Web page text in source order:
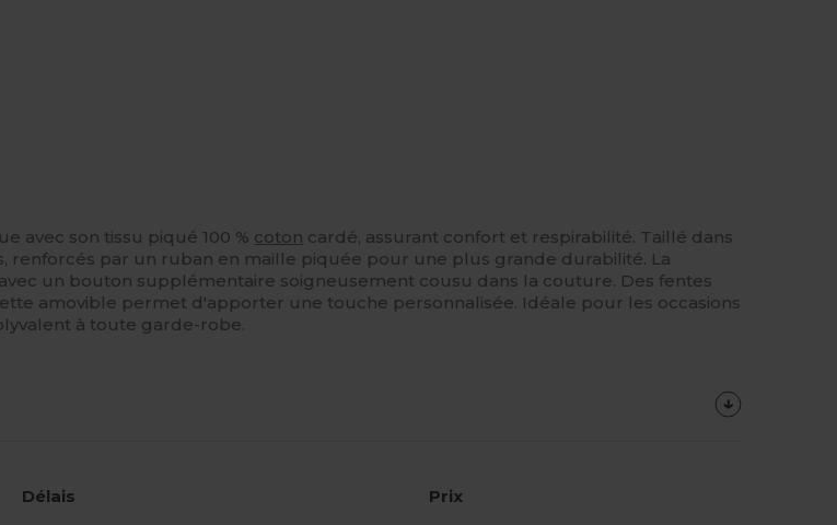
avec son tissu piqué 100 % coton cardé, assurant confort et respirabilité. Taillé dans
par un ruban en maille piquée pour une plus grande durabilité. La
un bouton supplémentaire soigneusement cousu dans la couture. Des fentes
amovible permet d'apporter une touche personnalisée. Idéale pour les occasions
à toute garde-robe.
Délais Prix